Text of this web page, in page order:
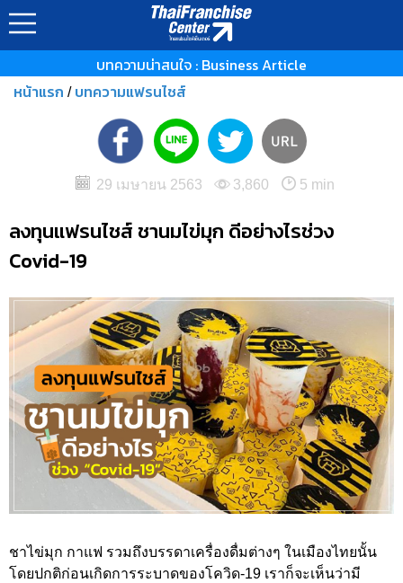
บทความน่าสนใจ : Business Article
หน้าแรก / บทความแฟรนไชส์
29 เมษายน 2563 3,860 5 min
ลงทุนแฟรนไชส์ ชานมไข่มุก ดีอย่างไรช่วง
Covid-19
ชาไข่มุก กาแฟ รวมถึงบรรดาเครื่องดื่มต่างๆ ในเมืองไทยนั้น
โดยปกติก่อนเกิดการระบาดของโควิด-19 เราก็จะเห็นว่ามี